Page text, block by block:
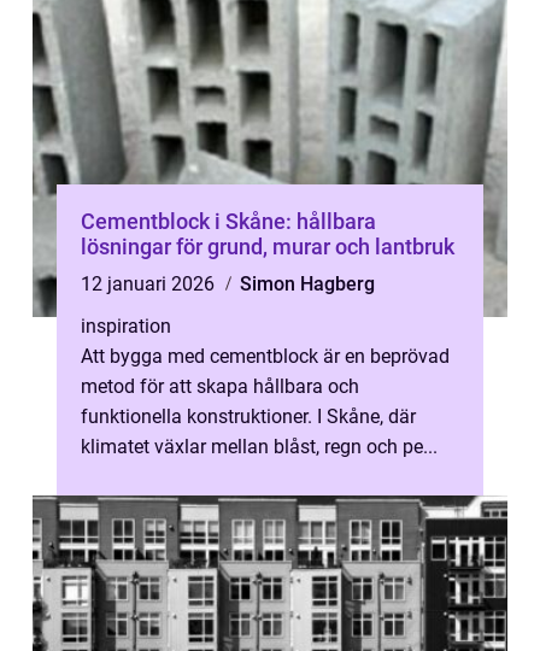
Cementblock i Skåne: hållbara
lösningar för grund, murar och lantbruk
12 januari 2026
Simon Hagberg
inspiration
Att bygga med cementblock är en beprövad
metod för att skapa hållbara och
funktionella konstruktioner. I Skåne, där
klimatet växlar mellan blåst, regn och pe...